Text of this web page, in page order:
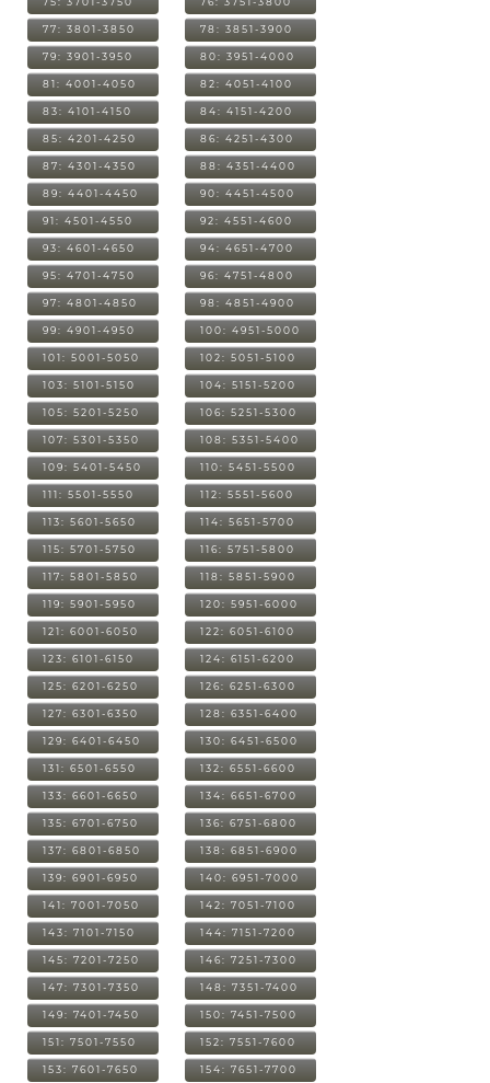
77: 3801-3850 78: 3851-3900
79: 3901-3950 80: 3951-4000
81: 4001-4050 82: 4051-4100
83: 4101-4150 84: 4151-4200
85: 4201-4250 86: 4251-4300
87: 4301-4350 88: 4351-4400
89: 4401-4450 90: 4451-4500
91: 4501-4550 92: 4551-4600
93: 4601-4650 94: 4651-4700
95: 4701-4750 96: 4751-4800
97: 4801-4850 98: 4851-4900
99: 4901-4950 100: 4951-5000
101: 5001-5050 102: 5051-5100
103: 5101-5150 104: 5151-5200
105: 5201-5250 106: 5251-5300
107: 5301-5350 108: 5351-5400
109: 5401-5450 110: 5451-5500
111: 5501-5550 112: 5551-5600
113: 5601-5650 114: 5651-5700
115: 5701-5750 116: 5751-5800
117: 5801-5850 118: 5851-5900
119: 5901-5950 120: 5951-6000
121: 6001-6050 122: 6051-6100
123: 6101-6150 124: 6151-6200
125: 6201-6250 126: 6251-6300
127: 6301-6350 128: 6351-6400
129: 6401-6450 130: 6451-6500
131: 6501-6550 132: 6551-6600
133: 6601-6650 134: 6651-6700
135: 6701-6750 136: 6751-6800
137: 6801-6850 138: 6851-6900
139: 6901-6950 140: 6951-7000
141: 7001-7050 142: 7051-7100
143: 7101-7150 144: 7151-7200
145: 7201-7250 146: 7251-7300
147: 7301-7350 148: 7351-7400
149: 7401-7450 150: 7451-7500
151: 7501-7550 152: 7551-7600
153: 7601-7650 154: 7651-7700